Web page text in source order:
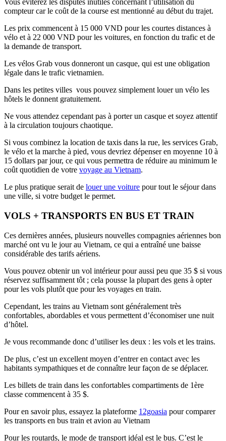
Vous éviterez les disputes inutiles concernant l’utilisation du
compteur car le coût de la course est mentionné au début du trajet.
Les prix commencent à 15 000 VND pour les courtes distances à
vélo et à 22 000 VND pour les voitures, en fonction du trafic et de
la demande de transport.
Les vélos Grab vous donneront un casque, qui est une obligation
légale dans le trafic vietnamien.
Dans les petites villes vous pouvez simplement louer un vélo les
hôtels le donnent gratuitement.
Ne vous attendez cependant pas à porter un casque et soyez attentif
à la circulation toujours chaotique.
Si vous combinez la location de taxis dans la rue, les services Grab,
le vélo et la marche à pied, vous devriez dépenser en moyenne 10 à
15 dollars par jour, ce qui vous permettra de réduire au minimum le
coût quotidien de votre voyage au Vietnam.
Le plus pratique serait de louer une voiture pour tout le séjour dans
une ville, si votre budget le permet.
VOLS + TRANSPORTS EN BUS ET TRAIN
Ces dernières années, plusieurs nouvelles compagnies aériennes bon
marché ont vu le jour au Vietnam, ce qui a entraîné une baisse
considérable des tarifs aériens.
Vous pouvez obtenir un vol intérieur pour aussi peu que 35 $ si vous
réservez suffisamment tôt ; cela pousse la plupart des gens à opter
pour les vols plutôt que pour les voyages en train.
Cependant, les trains au Vietnam sont généralement très
confortables, abordables et vous permettent d’économiser une nuit
d’hôtel.
Je vous recommande donc d’utiliser les deux : les vols et les trains.
De plus, c’est un excellent moyen d’entrer en contact avec les
habitants sympathiques et de connaître leur façon de se déplacer.
Les billets de train dans les confortables compartiments de 1ère
classe commencent à 35 $.
Pour en savoir plus, essayez la plateforme 12goasia pour comparer
les transports en bus train et avion au Vietnam
Pour les routards, le mode de transport idéal est le bus. C’est le